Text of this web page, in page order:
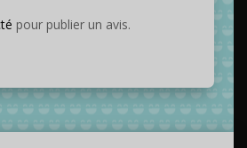
pour publier un avis.